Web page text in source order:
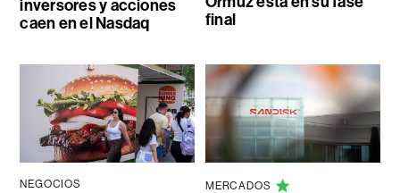
inversores y acciones
caen en el Nasdaq
final
NEGOCIOS MERCADOS